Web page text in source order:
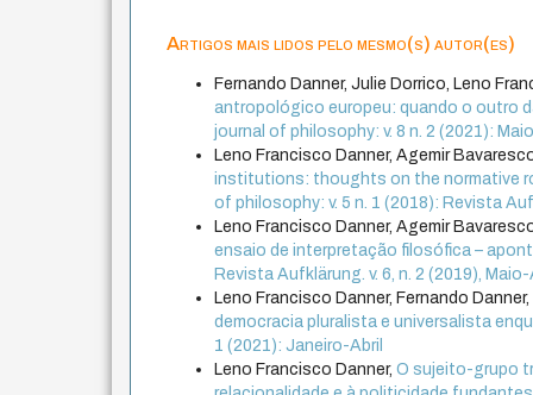
Artigos mais lidos pelo mesmo(s) autor(es)
Fernando Danner, Julie Dorrico, Leno
antropológico europeu: quando o outro
journal of philosophy: v. 8 n. 2 (2021):
Leno Francisco Danner, Agemir
institutions: thoughts on the normative
of philosophy: v. 5 n. 1 (2018): Revista
Leno Francisco Danner, Agemir
ensaio de interpretação filosófica –
Revista Aufklärung. v. 6, n. 2 (2019),
Leno Francisco Danner, Fernando Danner,
democracia pluralista e universalista
1 (2021): Janeiro-Abril
Leno Francisco Danner,O sujeito-grupo